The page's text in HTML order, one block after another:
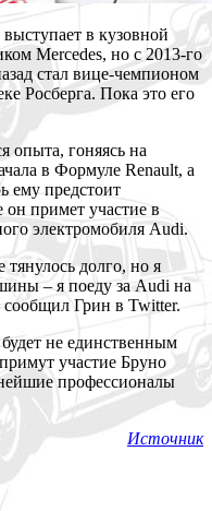
в кузовной
Mercedes, но с 2013-го
стал вице-чемпионом
Росберга. Пока это его
опыта, гоняясь на
в Формуле Renault, а
ему предстоит
он примет участие в
электромобиля Audi.
долго, но я
– я поеду за Audi на
Грин в Twitter.
не единственным
участие Бруно
профессионалы
Источник